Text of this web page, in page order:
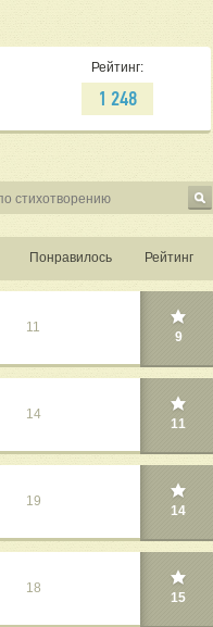
Рейтинг:
1 248
Понравилось Рейтинг
11
9
14
11
19
14
18
15